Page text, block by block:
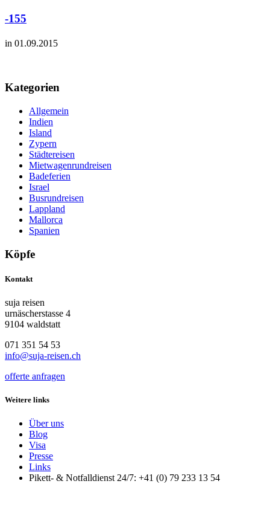
-155
in 01.09.2015
Kategorien
Allgemein
Indien
Island
Zypern
Städtereisen
Mietwagenrundreisen
Badeferien
Israel
Busrundreisen
Lappland
Mallorca
Spanien
Köpfe
Kontakt
suja reisen
urnäscherstasse 4
9104 waldstatt
071 351 54 53
info@suja-reisen.ch
offerte anfragen
Weitere links
Über uns
Blog
Visa
Presse
Links
Pikett- & Notfalldienst 24/7: +41 (0) 79 233 13 54